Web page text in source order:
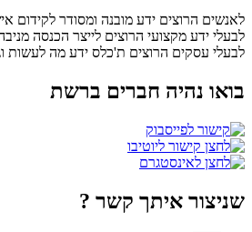
לאנשים הרוצים ידע מובנה ומסודר לקידום
לבעלי ידע מקצועי הרוצים לייצר הכנסה
לבעלי עסקים הרוצים ת'כלס ידע מה לעשות
בואו נהיה חברים ברשת
שניצור איתך קשר ?